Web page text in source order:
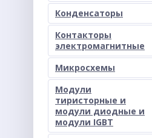
Конденсаторы
Контакторы
электромагнитные
Микросхемы
Модули
тиристорные и
модули диодные и
модули IGBT